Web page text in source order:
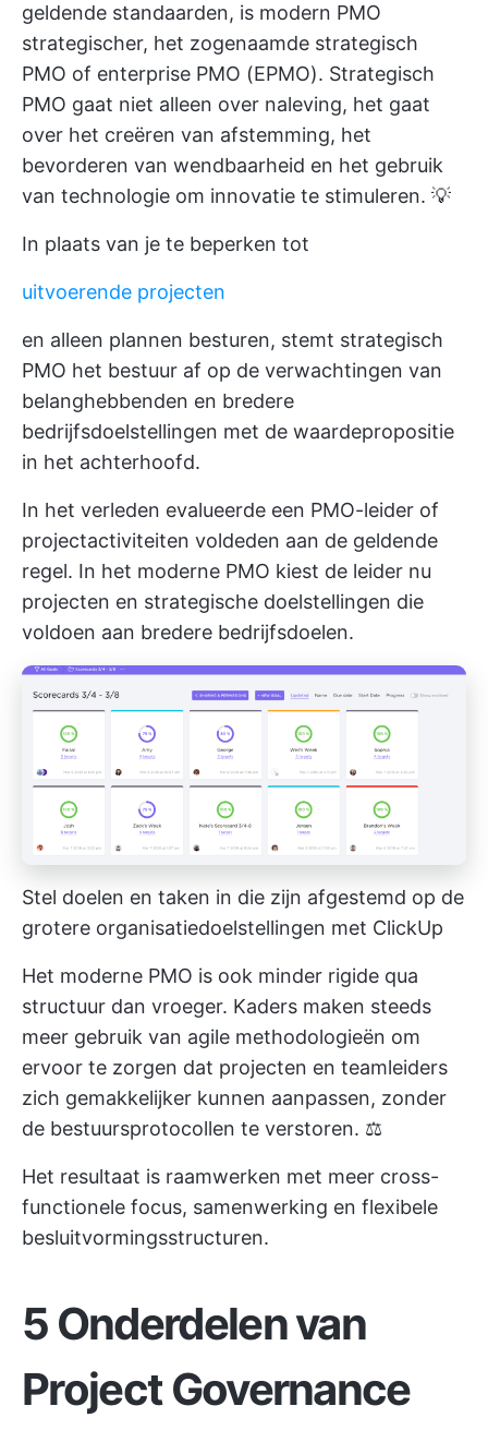
geldende standaarden, is modern PMO
strategischer, het zogenaamde strategisch
PMO of enterprise PMO (EPMO). Strategisch
PMO gaat niet alleen over naleving, het gaat
over het creëren van afstemming, het
bevorderen van wendbaarheid en het gebruik
van technologie om innovatie te stimuleren. 💡
In plaats van je te beperken tot
uitvoerende projecten
en alleen plannen besturen, stemt strategisch
PMO het bestuur af op de verwachtingen van
belanghebbenden en bredere
bedrijfsdoelstellingen met de waardepropositie
in het achterhoofd.
In het verleden evalueerde een PMO-leider of
projectactiviteiten voldeden aan de geldende
regel. In het moderne PMO kiest de leider nu
projecten en strategische doelstellingen die
voldoen aan bredere bedrijfsdoelen.
Stel doelen en taken in die zijn afgestemd op de
grotere organisatiedoelstellingen met ClickUp
Het moderne PMO is ook minder rigide qua
structuur dan vroeger. Kaders maken steeds
meer gebruik van agile methodologieën om
ervoor te zorgen dat projecten en teamleiders
zich gemakkelijker kunnen aanpassen, zonder
de bestuursprotocollen te verstoren. ⚖️
Het resultaat is raamwerken met meer cross-
functionele focus, samenwerking en flexibele
besluitvormingsstructuren.
5 Onderdelen van
Project Governance